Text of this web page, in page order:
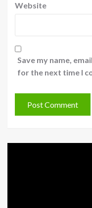
Website
Save my name,
for the next time I